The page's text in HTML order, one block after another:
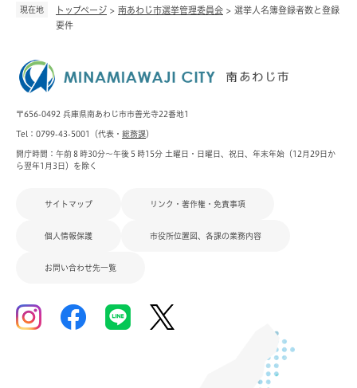
現在地 トップページ > 南あわじ市選挙管理委員会 > 選挙人名簿登録者数と登録
要件
〒656-0492 兵庫県南あわじ市市善光寺22番地1
Tel：0799-43-5001（代表・ 総務課）
開庁時間：午前８時30分～午後５時15分 土曜日・日曜日、祝日、年末年始（12月29日か
ら翌年1月3日）を除く
サイトマップ リンク・著作権・免責事項
個人情報保護 市役所位置図、各課の業務内容
お問い合わせ先一覧